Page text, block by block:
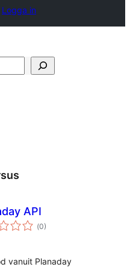
Logga in
API
(Totalt
antal
0)
vanuit Planaday